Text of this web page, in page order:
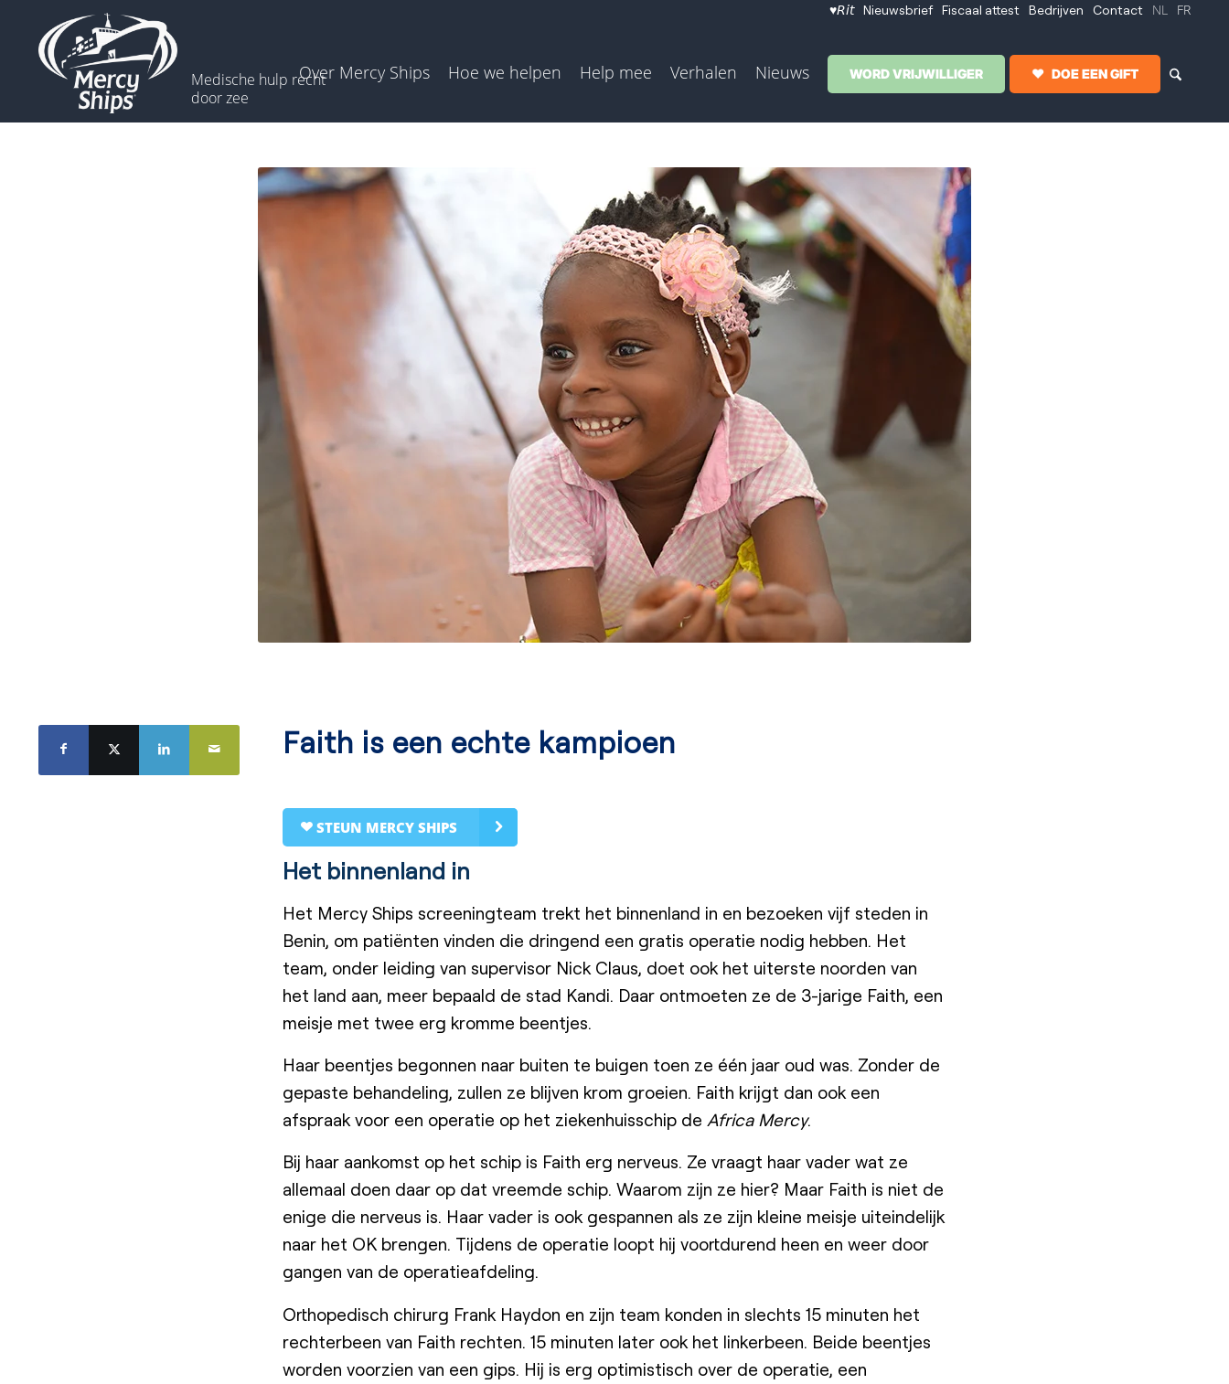
♥𝘙𝘪𝘵 Nieuwsbrief Fiscaal attest Bedrijven Contact NL FR
Over Mercy Ships Hoe we helpen Help mee Verhalen Nieuws WORD VRIJWILLIGER DOE EEN GIFT
Faith is een echte kampioen
STEUN MERCY SHIPS
Het binnenland in
Het Mercy Ships screeningteam trekt het binnenland in en bezoeken vijf steden in
Benin, om patiënten vinden die dringend een gratis operatie nodig hebben. Het
team, onder leiding van supervisor Nick Claus, doet ook het uiterste noorden van
het land aan, meer bepaald de stad Kandi. Daar ontmoeten ze de 3-jarige Faith, een
meisje met twee erg kromme beentjes.
Haar beentjes begonnen naar buiten te buigen toen ze één jaar oud was. Zonder de
gepaste behandeling, zullen ze blijven krom groeien. Faith krijgt dan ook een
afspraak voor een operatie op het ziekenhuisschip deAfrica Mercy.
Bij haar aankomst op het schip is Faith erg nerveus. Ze vraagt haar vader wat ze
allemaal doen daar op dat vreemde schip. Waarom zijn ze hier? Maar Faith is niet de
enige die nerveus is. Haar vader is ook gespannen als ze zijn kleine meisje uiteindelijk
naar het OK brengen. Tijdens de operatie loopt hij voortdurend heen en weer door
gangen van de operatieafdeling.
Orthopedisch chirurg Frank Haydon en zijn team konden in slechts 15 minuten het
rechterbeen van Faith rechten. 15 minuten later ook het linkerbeen. Beide beentjes
worden voorzien van een gips. Hij is erg optimistisch over de operatie, een